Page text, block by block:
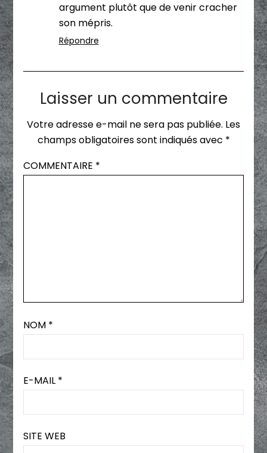
argument plutôt que de venir cracher
son mépris.
Répondre
Laisser un commentaire
Votre adresse e-mail ne sera pas publiée. Les
champs obligatoires sont indiqués avec *
COMMENTAIRE *
NOM *
E-MAIL *
SITE WEB